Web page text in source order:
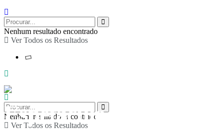
Nenhum resultado encontrado
Ver Todos os Resultados
Nenhum resultado encontrado
Ver Todos os Resultados
Espetáculo de teatro